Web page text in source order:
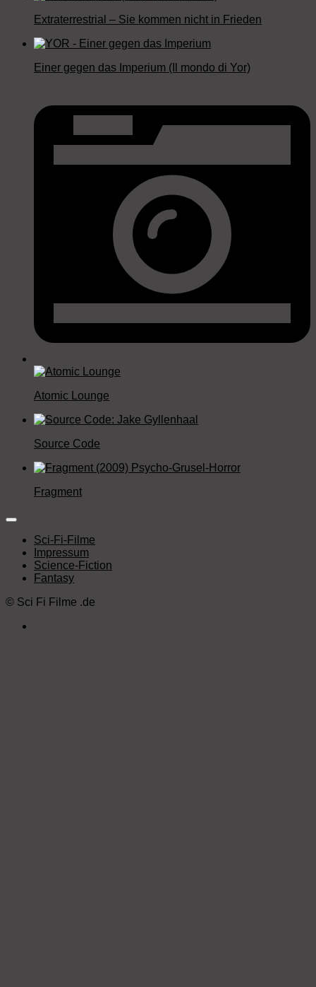
Extraterrestrial – Sie kommen nicht in Frieden
Einer gegen das Imperium (Il mondo di Yor)
Atomic Lounge
Source Code
Fragment
Sci-Fi-Filme
Impressum
Science-Fiction
Fantasy
© Sci Fi Filme .de